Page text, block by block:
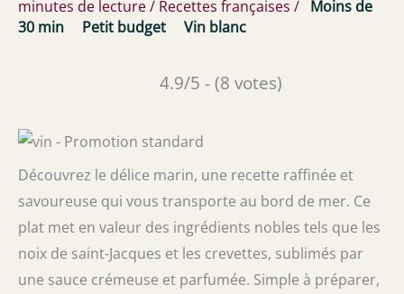
minutes de lecture/ Recettes françaises / Moins de
30 min
Petit budget Vin blanc
4.9/5 - (8 votes)
Découvrez le délice marin, une recette raffinée et
savoureuse qui vous transporte au bord de mer. Ce
plat met en valeur des ingrédients nobles tels que les
noix de saint-Jacques et les crevettes, sublimés par
une sauce crémeuse et parfumée. Simple à préparer,